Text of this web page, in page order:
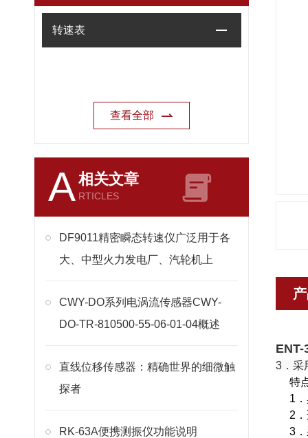
转速表
查看全部
A相关文章
RTICLES
DF9011精密瞬态转速仪广泛用于各
大、中型火力发电厂、汽轮机上
CWY-DO系列电涡流传感器CWY-
DO-TR-810500-55-06-01-04概述
直线位移传感器：精确世界的细微触
探者
RK-63A便携测振仪功能说明
ENT-
3．采
特
1
2
3